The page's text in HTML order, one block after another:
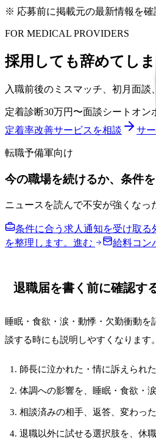
※ 応募前に掲載元の最新情報を確
FOR MEDICAL PROVIDERS
採用しても辞めてし
入職前後のミスマッチ、初月面談
定着診断30万円〜面談シート オン
定着率改善サービスを相談
サ
転職予備軍向け
今の職場を続けるか、条件
ニュースを読んで不安が強くなっ
条件に合う求人通知を受け取る
を整理します。 進む 給料コン
退職届を書く前に確認す
睡眠・食欲・涙・動悸・欠勤衝動
談する時にも説明しやすくなります。
師長に泣かれた・情に訴えられ
体調への影響を、睡眠・食欲・
相談済みの相手、返答、変わっ
退職以外に試せる選択肢を、休